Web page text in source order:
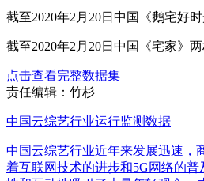
截至2020年2月20日中国《鹅宅好
截至2020年2月20日中国《宅家》
点击查看完整数据集
责任编辑：竹杉
中国云综艺行业运行监测数据
中国云综艺行业近年来发展迅速，
着互联网技术的进步和5G网络的